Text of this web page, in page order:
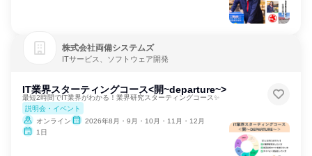
株式会社両備システムズ
ITサービス、ソフトウェア開発
IT業界スターティングコース<開~departure~>
最短2時間でIT業界がわかる！業界研究スターティングコース✨
説明会・イベント
オンライン
2026年8月・9月・10月・11月・12月
1日